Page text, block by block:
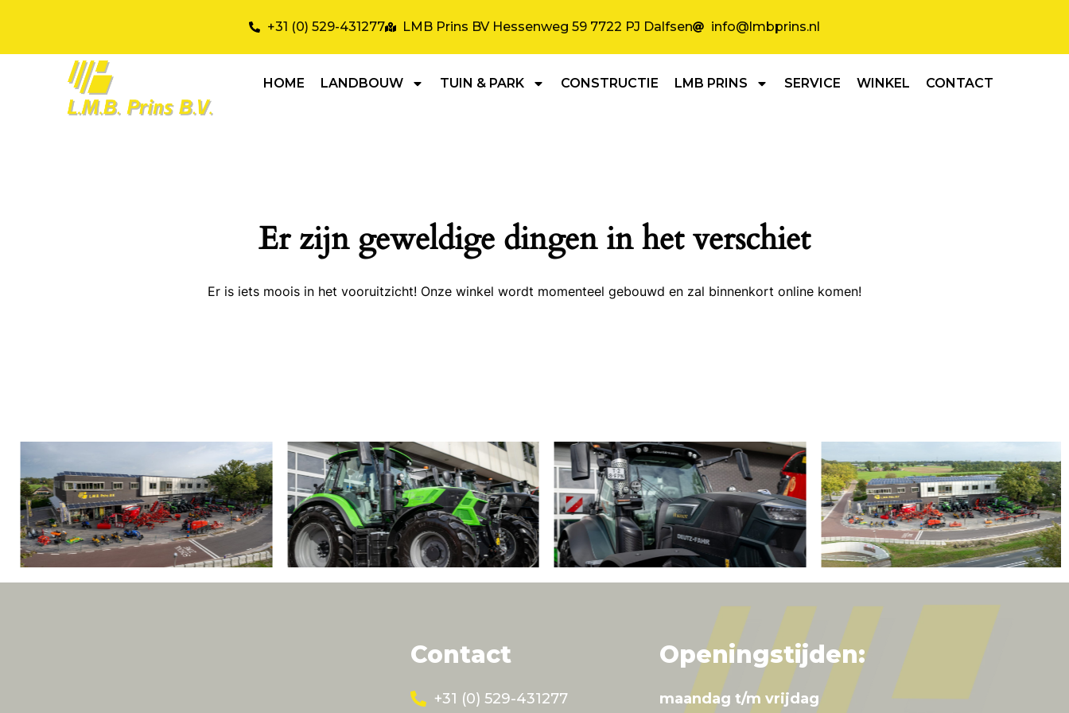
+31 (0) 529-431277 LMB Prins BV Hessenweg 59 7722 PJ Dalfsen info@lmbprins.nl
HOME LANDBOUW TUIN & PARK CONSTRUCTIE LMB PRINS SERVICE WINKEL CONTACT
Er zijn geweldige dingen in het verschiet
Er is iets moois in het vooruitzicht! Onze winkel wordt momenteel gebouwd en zal binnenkort online komen!
Contact
+31 (0) 529-431277
Openingstijden:
maandag t/m vrijdag